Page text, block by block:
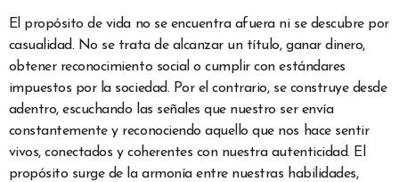
El propósito de vida no se encuentra afuera ni se descubre por
casualidad. No se trata de alcanzar un título, ganar dinero,
obtener reconocimiento social o cumplir con estándares
impuestos por la sociedad. Por el contrario, se construye desde
adentro, escuchando las señales que nuestro ser envía
constantemente y reconociendo aquello que nos hace sentir
vivos, conectados y coherentes con nuestra autenticidad. El
propósito surge de la armonía entre nuestras habilidades,